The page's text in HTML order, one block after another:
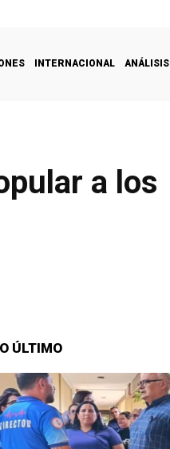
INTERNACIONAL ANÁLISIS
a los
ÚLTIMO